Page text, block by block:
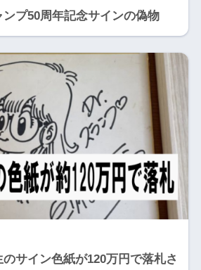
プ50周年記念サインの偽物
サイン色紙が120万円で落札さ